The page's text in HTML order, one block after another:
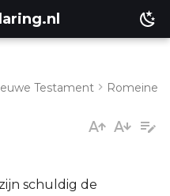
Testament Romeinen
schuldig de